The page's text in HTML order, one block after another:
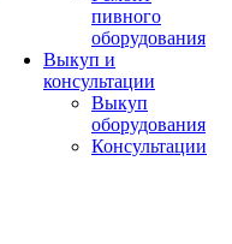
пивного
оборудования
Выкуп и
консультации
Выкуп
оборудования
Консультации